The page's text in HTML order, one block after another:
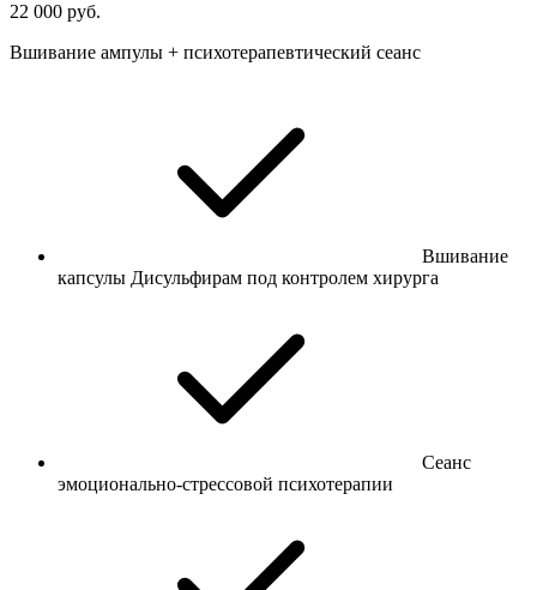
22 000 руб.
Вшивание ампулы + психотерапевтический сеанс
Вшивание
капсулы Дисульфирам под контролем хирурга
Сеанс
эмоционально-стрессовой психотерапии